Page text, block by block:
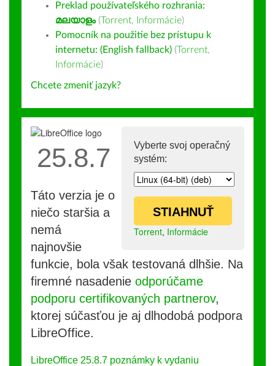
Preklad používateľského rozhrania:
മലയാളം (Torrent, Informácie)
Pomocník na použitie bez prístupu k
internetu: (English fallback) (Torrent,
Informácie)
Chcete zmeniť jazyk?
Vyberte svoj operačný
systém:
STIAHNUŤ
Torrent, Informácie
25.8.7
Táto verzia je o
niečo staršia a
nemá
najnovšie
funkcie, bola však testovaná dlhšie. Na
firemné nasadenie odporúčame
podporu certifikovaných partnerov,
ktorej súčasťou je aj dlhodobá podpora
LibreOffice.
LibreOffice 25.8.7 poznámky k vydaniu